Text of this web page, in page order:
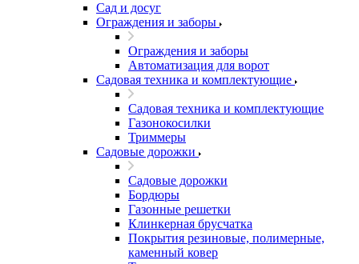
Сад и досуг
Ограждения и заборы
Ограждения и заборы
Автоматизация для ворот
Садовая техника и комплектующие
Садовая техника и комплектующие
Газонокосилки
Триммеры
Садовые дорожки
Садовые дорожки
Бордюры
Газонные решетки
Клинкерная брусчатка
Покрытия резиновые, полимерные,
каменный ковер